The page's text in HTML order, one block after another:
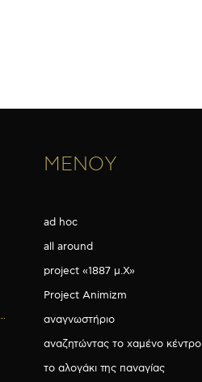
ΜΕΝΟΥ
ad hoc
all around
project «1887 μ.Χ»
Project Animizm
αναγνωστήριο
αναζητώντας το χαμένο κέντρο
το αλογάκι της παναγίας